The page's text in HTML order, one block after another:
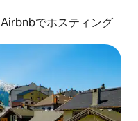
Airbnbでホスティング